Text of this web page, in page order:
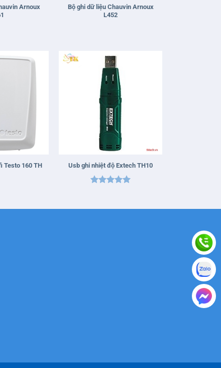
Arnoux
Bộ ghi dữ liệu Chauvin Arnoux
L452
Testo 160 TH Usb ghi nhiệt độ Extech TH10
sao